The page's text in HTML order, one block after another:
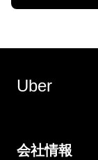
Uber
会社情報